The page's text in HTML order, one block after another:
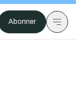
Abonner